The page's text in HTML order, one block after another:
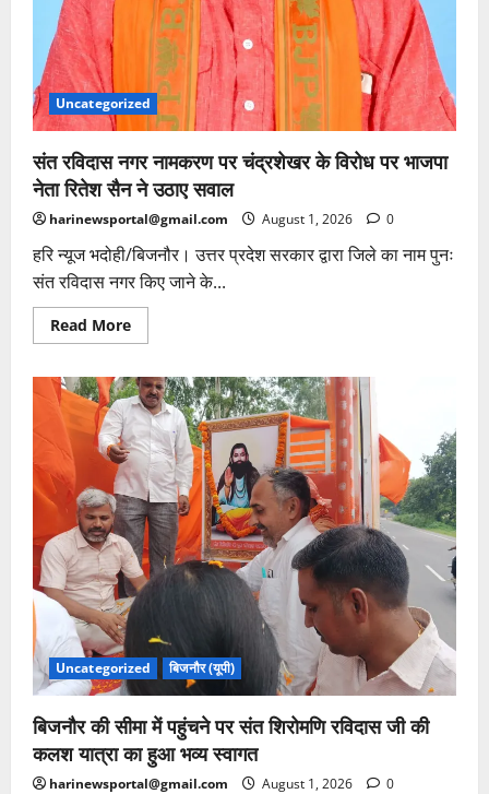
Uncategorized
संत रविदास नगर नामकरण पर चंद्रशेखर के विरोध पर भाजपा
नेता रितेश सैन ने उठाए सवाल
harinewsportal@gmail.com August 1, 2026 0
हरि न्यूज भदोही/बिजनौर। उत्तर प्रदेश सरकार द्वारा जिले का नाम पुनः
संत रविदास नगर किए जाने के...
Read MoreRead
more
रविदास
नगर
नामकरण
पर
चंद्रशेखर
के
विरोध
पर
भाजपा
नेता
रितेश
सैन
ने
उठाए
सवाल
Uncategorized बिजनौर (यूपी)
बिजनौर की सीमा में पहुंचने पर संत शिरोमणि रविदास जी की
कलश यात्रा का हुआ भव्य स्वागत
harinewsportal@gmail.com August 1, 2026 0